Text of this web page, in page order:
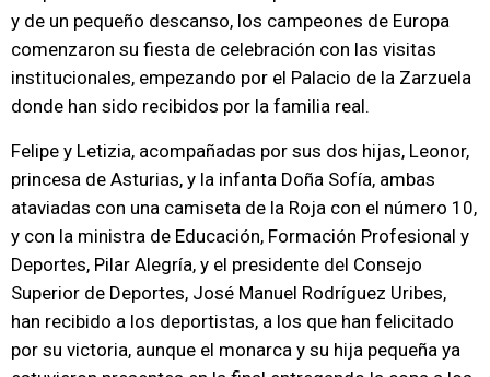
y de un pequeño descanso, los campeones de Europa
comenzaron su fiesta de celebración con las visitas
institucionales, empezando por el Palacio de la Zarzuela
donde han sido recibidos por la familia real.
Felipe y Letizia, acompañadas por sus dos hijas, Leonor,
princesa de Asturias, y la infanta Doña Sofía, ambas
ataviadas con una camiseta de la Roja con el número 10,
y con la ministra de Educación, Formación Profesional y
Deportes, Pilar Alegría, y el presidente del Consejo
Superior de Deportes, José Manuel Rodríguez Uribes,
han recibido a los deportistas, a los que han felicitado
por su victoria, aunque el monarca y su hija pequeña ya